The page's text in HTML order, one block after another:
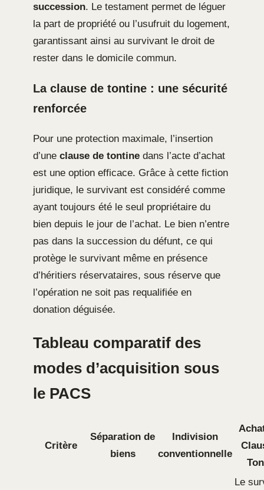
succession. Le testament permet de léguer
la part de propriété ou l’usufruit du logement,
garantissant ainsi au survivant le droit de
rester dans le domicile commun.
La clause de tontine : une sécurité
renforcée
Pour une protection maximale, l’insertion
d’une clause de tontine dans l’acte d’achat
est une option efficace. Grâce à cette fiction
juridique, le survivant est considéré comme
ayant toujours été le seul propriétaire du
bien depuis le jour de l’achat. Le bien n’entre
pas dans la succession du défunt, ce qui
protège le survivant même en présence
d’héritiers réservataires, sous réserve que
l’opération ne soit pas requalifiée en
donation déguisée.
Tableau comparatif des
modes d’acquisition sous
le PACS
Critère
Séparation de
biens
Indivision
conventionnelle
Le